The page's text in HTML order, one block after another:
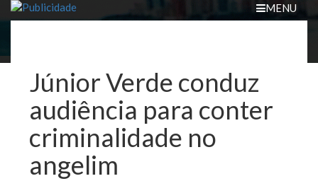
MENU
Júnior Verde conduz
audiência para conter
criminalidade no
angelim